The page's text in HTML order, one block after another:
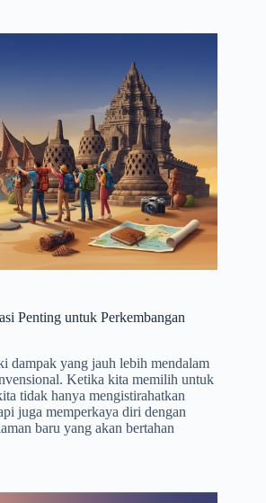
Penting untuk Perkembangan
dampak yang jauh lebih mendalam
Ketika kita memilih untuk
tidak hanya mengistirahatkan
juga memperkaya diri dengan
baru yang akan bertahan